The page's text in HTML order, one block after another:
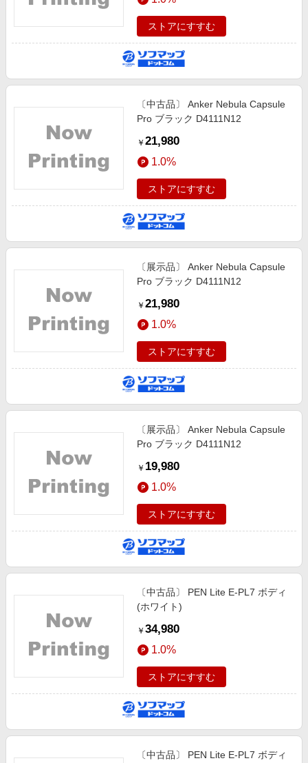
ストアにすすむ
〔中古品〕 Anker Nebula Capsule
Pro ブラック D4111N12
￥ 21,980
1.0%
ストアにすすむ
〔展示品〕 Anker Nebula Capsule
Pro ブラック D4111N12
￥ 21,980
1.0%
ストアにすすむ
〔展示品〕 Anker Nebula Capsule
Pro ブラック D4111N12
￥ 19,980
1.0%
ストアにすすむ
〔中古品〕 PEN Lite E-PL7 ボディ
(ホワイト)
￥ 34,980
1.0%
ストアにすすむ
〔中古品〕 PEN Lite E-PL7 ボディ